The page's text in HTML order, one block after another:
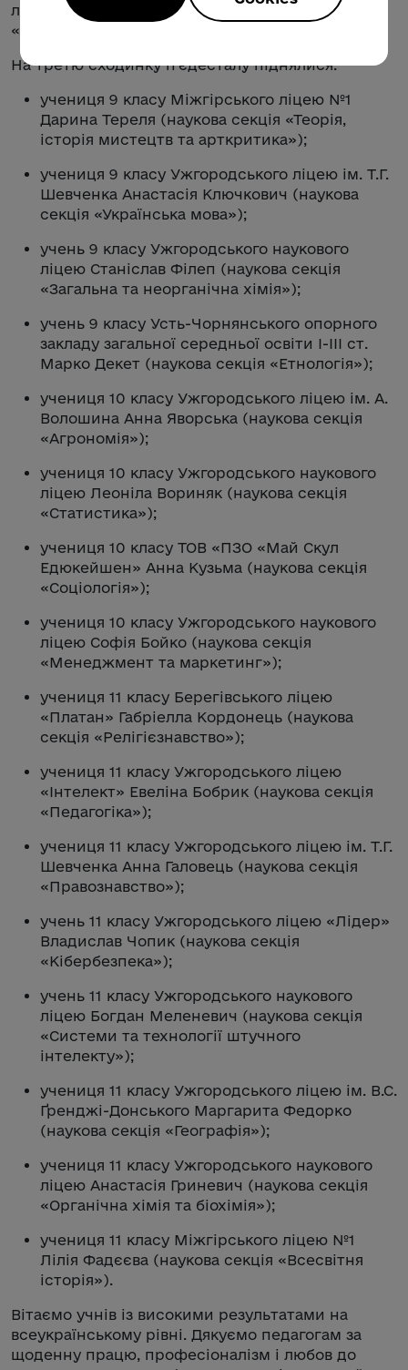
ліцею №11 Діонісій Брижак (наукова секція
«Психологія»).
На третю сходинку п’єдесталу піднялися:
учениця 9 класу Міжгірського ліцею №1
Дарина Тереля (наукова секція «Теорія,
історія мистецтв та арткритика»);
учениця 9 класу Ужгородського ліцею ім. Т.Г.
Шевченка Анастасія Ключкович (наукова
секція «Українська мова»);
учень 9 класу Ужгородського наукового
ліцею Станіслав Філеп (наукова секція
«Загальна та неорганічна хімія»);
учень 9 класу Усть-Чорнянського опорного
закладу загальної середньої освіти І-ІІІ ст.
Марко Декет (наукова секція «Етнологія»);
учениця 10 класу Ужгородського ліцею ім. А.
Волошина Анна Яворська (наукова секція
«Агрономія»);
учениця 10 класу Ужгородського наукового
ліцею Леоніла Вориняк (наукова секція
«Статистика»);
учениця 10 класу ТОВ «ПЗО «Май Скул
Едюкейшен» Анна Кузьма (наукова секція
«Соціологія»);
учениця 10 класу Ужгородського наукового
ліцею Софія Бойко (наукова секція
«Менеджмент та маркетинг»);
учениця 11 класу Берегівського ліцею
«Платан» Габріелла Кордонець (наукова
секція «Релігієзнавство»);
учениця 11 класу Ужгородського ліцею
«Інтелект» Евеліна Бобрик (наукова секція
«Педагогіка»);
учениця 11 класу Ужгородського ліцею ім. Т.Г.
Шевченка Анна Галовець (наукова секція
«Правознавство»);
учень 11 класу Ужгородського ліцею «Лідер»
Владислав Чопик (наукова секція
«Кібербезпека»);
учень 11 класу Ужгородського наукового
ліцею Богдан Меленевич (наукова секція
«Системи та технології штучного
інтелекту»);
учениця 11 класу Ужгородського ліцею ім. В.С.
Ґренджі-Донського Маргарита Федорко
(наукова секція «Географія»);
учениця 11 класу Ужгородського наукового
ліцею Анастасія Гриневич (наукова секція
«Органічна хімія та біохімія»);
учениця 11 класу Міжгірського ліцею №1
Лілія Фадєєва (наукова секція «Всесвітня
історія»).
Вітаємо учнів із високими результатами на
всеукраїнському рівні. Дякуємо педагогам за
щоденну працю, професіоналізм і любов до